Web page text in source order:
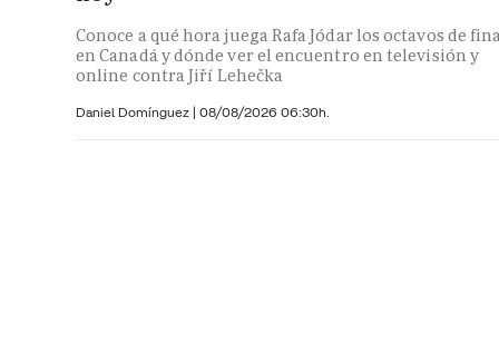
Conoce a qué hora juega Rafa Jódar los octavos de
en Canadá y dónde ver el encuentro en televisión y
online contra Jiří Lehečka
Daniel Domínguez | 08/08/2026 06:30h.